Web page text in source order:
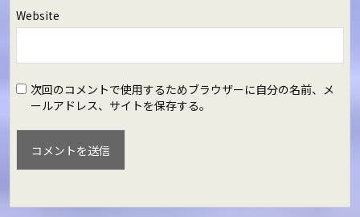
Website
次回のコメントで使用するためブラウザーに自分の名前、メ
ールアドレス、サイトを保存する。